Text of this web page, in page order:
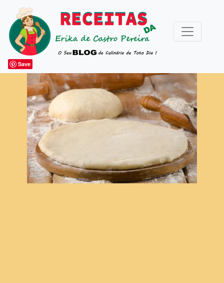
Save
ARTIGOS DIVERSOS
ESPECIAIS
Acompanhamentos
Bebidas
Bolos e Festa